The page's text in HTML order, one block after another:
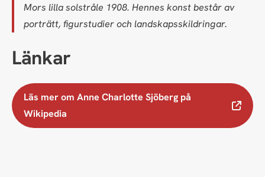
Mors lilla solstråle 1908. Hennes konst består av
porträtt, figurstudier och landskapsskildringar.
Länkar
Läs mer om Anne Charlotte Sjöberg på
Wikipedia